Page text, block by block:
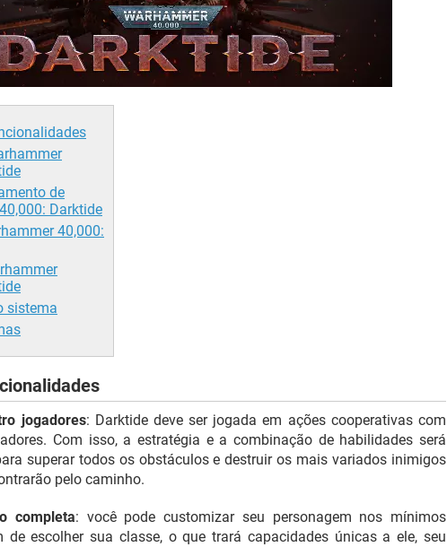
de
Darktide
40,000:
sistema
jogadores: Darktide deve ser jogada em ações cooperativas com
Com isso, a estratégia e a combinação de habilidades será
superar todos os obstáculos e destruir os mais variados inimigos
pelo caminho.
completa: você pode customizar seu personagem nos mínimos
de escolher sua classe, o que trará capacidades únicas a ele, seu